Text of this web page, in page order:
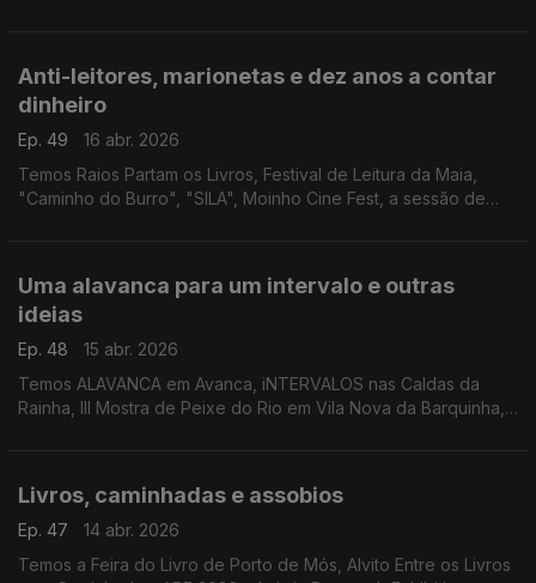
Anti-leitores, marionetas e dez anos a contar
dinheiro
Ep. 49
16 abr. 2026
Temos Raios Partam os Livros, Festival de Leitura da Maia,
"Caminho do Burro", "SILA", Moinho Cine Fest, a sessão de
Uma alavanca para um intervalo e outras
ideias
Ep. 48
15 abr. 2026
Temos ALAVANCA em Avanca, iNTERVALOS nas Caldas da
Rainha, III Mostra de Peixe do Rio em Vila Nova da Barquinha,
Livros, caminhadas e assobios
Ep. 47
14 abr. 2026
Temos a Feira do Livro de Porto de Mós, Alvito Entre os Livros